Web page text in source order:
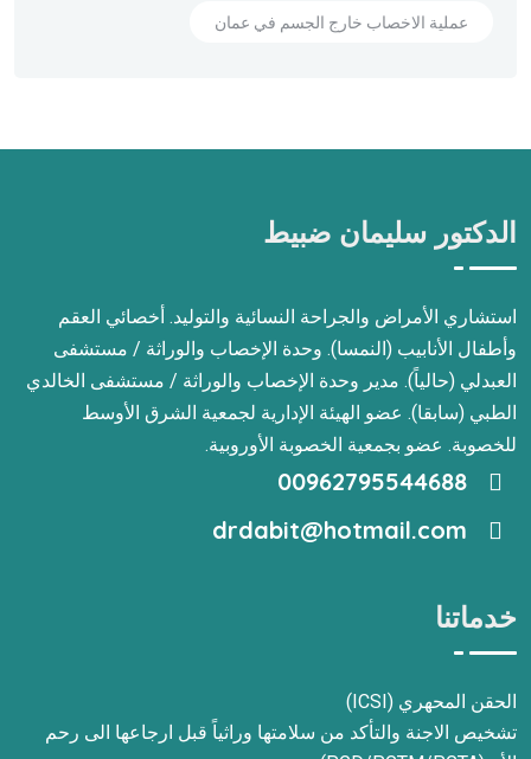
عملية الاخصاب خارج الجسم في عمان
الدكتور سليمان ضبيط
استشاري الأمراض والجراحة النسائية والتوليد. أخصائي العقم
وأطفال الأنابيب (النمسا). وحدة الإخصاب والوراثة / مستشفى
العبدلي (حالياً). مدير وحدة الإخصاب والوراثة / مستشفى الخالدي
الطبي (سابقا). عضو الهيئة الإدارية لجمعية الشرق الأوسط
للخصوبة. عضو بجمعية الخصوبة الأوروبية.
خدماتنا
الحقن المحهري (ICSI)
تشخيص الاجنة والتأكد من سلامتها وراثياً قبل ارجاعها الى رحم